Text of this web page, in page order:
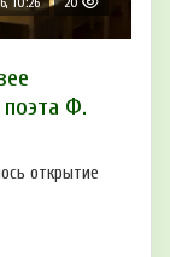
поэта Ф.
открытие